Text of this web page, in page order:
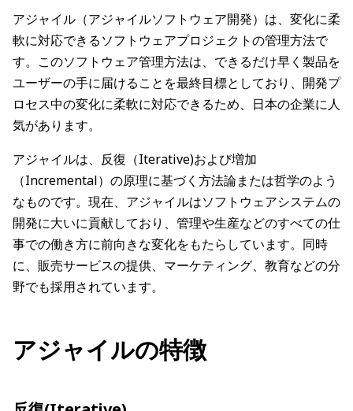
アジャイル（アジャイルソフトウェア開発）は、変化に柔
軟に対応できるソフトウェアプロジェクトの管理方法で
す。このソフトウェア管理方法は、できるだけ早く製品を
ユーザーの手に届けることを最終目標としており、開発プ
ロセス中の変化に柔軟に対応できるため、日本の企業に人
気があります。
アジャイルは、反復（Iterative)および増加
（Incremental）の原理に基づく方法論または哲学のよう
なものです。現在、アジャイルはソフトウェアシステムの
開発に大いに貢献しており、管理や生産などのすべての仕
事での働き方に前向きな変化をもたらしています。同時
に、販売サービスの提供、マーケティング、教育などの分
野でも採用されています。
アジャイルの特徴